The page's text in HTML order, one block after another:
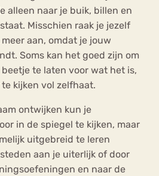
alleen naar je buik, billen en
Misschien raak je jezelf
aan, omdat je jouw
Soms kan het goed zijn om
te laten voor wat het is,
kijken vol zelfhaat.
ontwijken kun je
in de spiegel te kijken, maar
uitgebreid te leren
aan je uiterlijk of door
en naar de